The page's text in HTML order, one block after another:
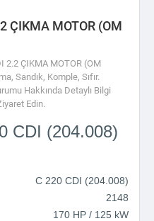
ÇIKMA MOTOR (OM
2.2 ÇIKMA MOTOR (OM
Sandık, Komple, Sıfır.
Hakkında Detaylı Bilgi
Edin.
CDI (204.008)
C 220 CDI (204.008)
2148
170 HP / 125 kW